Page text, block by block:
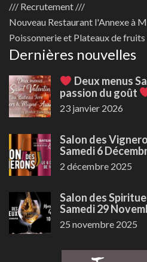
/// Recrutement ///
Nouveau Restaurant l'Annexe à
Poissonnerie et Plateaux de
Dernières nouvelles
Deux menus
passion du goût
23 janvier 2026
Salon des
Samedi 6
2 décembre 2025
Salon des
Samedi 29
25 novembre 2025